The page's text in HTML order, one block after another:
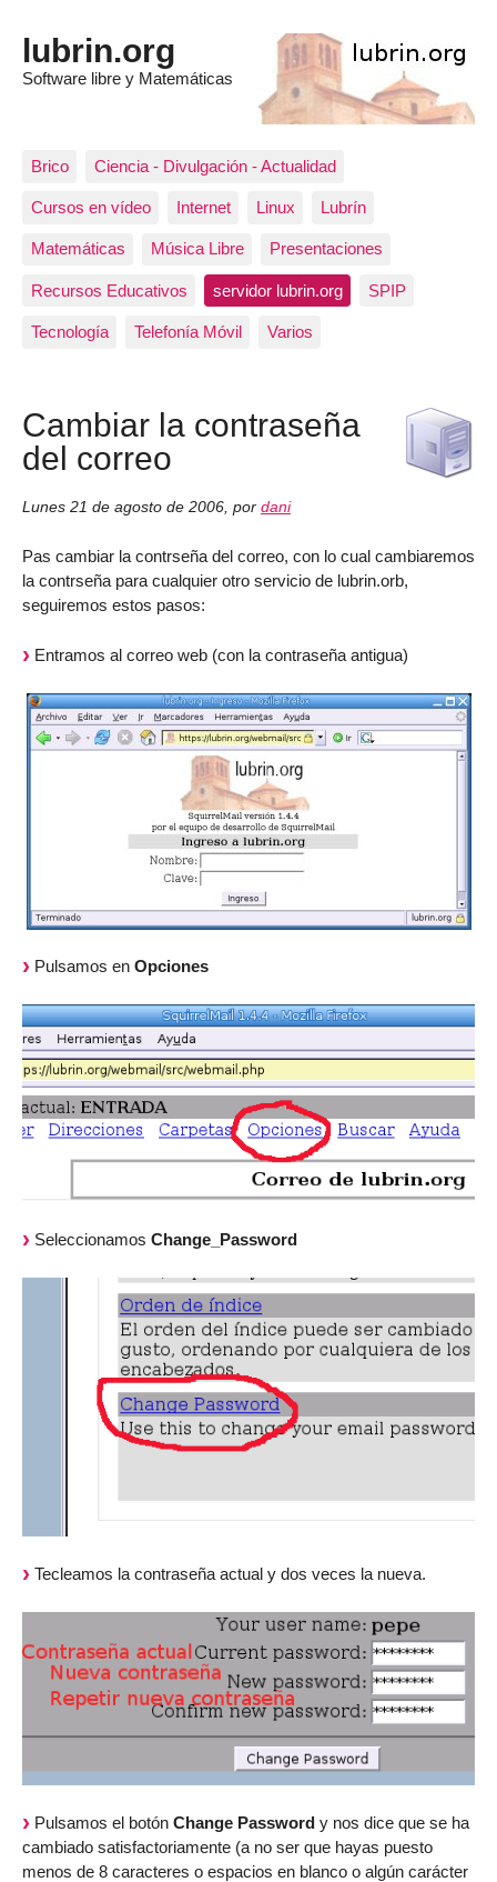
lubrin.org
Software libre y Matemáticas
Brico Ciencia - Divulgación - Actualidad
Cursos en vídeo Internet Linux Lubrín
Matemáticas Música Libre Presentaciones
Recursos Educativos servidor lubrin.org SPIP
Tecnología Telefonía Móvil Varios
Cambiar la contraseña
del correo
Lunes 21 de agosto de 2006, por dani
Pas cambiar la contrseña del correo, con lo cual cambiaremos
la contrseña para cualquier otro servicio de lubrin.orb,
seguiremos estos pasos:
Entramos al correo web (con la contraseña antigua)
Pulsamos en Opciones
Seleccionamos Change_Password
Tecleamos la contraseña actual y dos veces la nueva.
Pulsamos el botón Change Password y nos dice que se ha
cambiado satisfactoriamente (a no ser que hayas puesto
menos de 8 caracteres o espacios en blanco o algún carácter